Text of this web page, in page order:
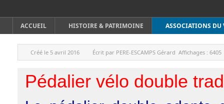
ACCUEIL HISTOIRE & PATRIMOINE ASSOCIATIONS DU
Créé le 5 avril 2016 Écrit par PERE-ESCAMPS Gérard Affichages : 6405
Pédalier vélo double